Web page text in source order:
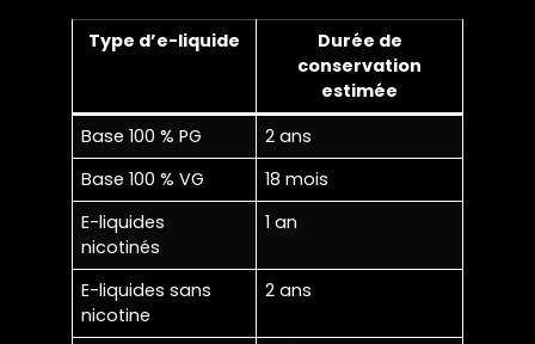
Type d’e-liquide
Durée de
conservation
estimée
Base 100 % PG
2 ans
Base 100 % VG
18 mois
E-liquides
nicotinés
1 an
E-liquides sans
nicotine
2 ans